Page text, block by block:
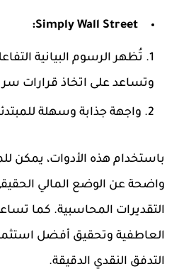
Simply Wall Street:
تُظهر الرسوم البيانية
وتساعد على اتخاذ قرارات
واجهة جذابة وسهلة
باستخدام هذه الأدوات، يمكن
واضحة عن الوضع المالي
التقديرات المحاسبية. كما
العاطفية وتحقيق أفضل
التدفق النقدي الدقيقة.